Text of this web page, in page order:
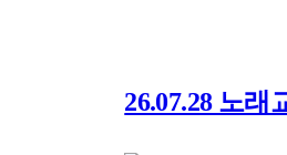
26.07.28 노래